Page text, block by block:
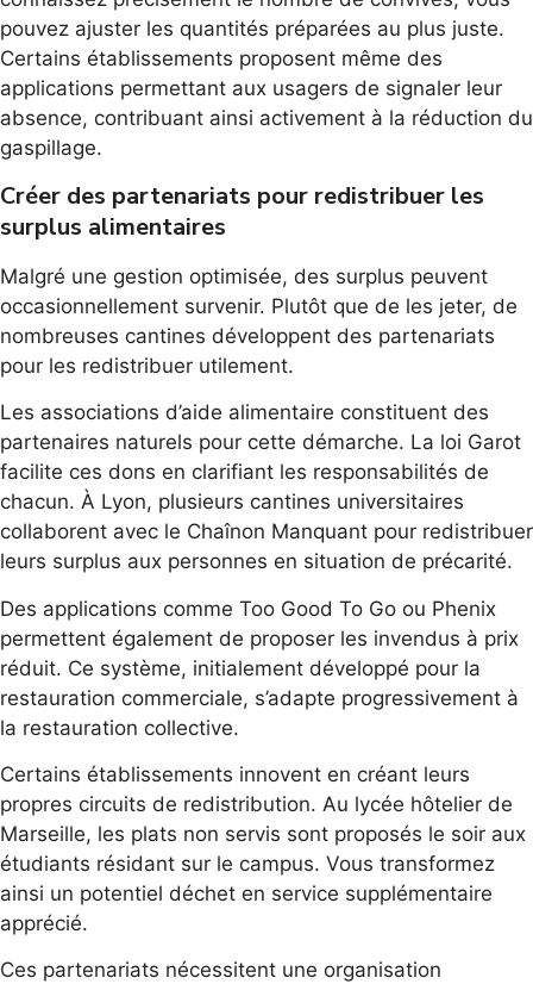
pouvez ajuster les quantités préparées au plus juste.
Certains établissements proposent même des
applications permettant aux usagers de signaler leur
absence, contribuant ainsi activement à la réduction du
gaspillage.
Créer des partenariats pour redistribuer les
surplus alimentaires
Malgré une gestion optimisée, des surplus peuvent
occasionnellement survenir. Plutôt que de les jeter, de
nombreuses cantines développent des partenariats
pour les redistribuer utilement.
Les associations d’aide alimentaire constituent des
partenaires naturels pour cette démarche. La loi Garot
facilite ces dons en clarifiant les responsabilités de
chacun. À Lyon, plusieurs cantines universitaires
collaborent avec le Chaînon Manquant pour redistribuer
leurs surplus aux personnes en situation de précarité.
Des applications comme Too Good To Go ou Phenix
permettent également de proposer les invendus à prix
réduit. Ce système, initialement développé pour la
restauration commerciale, s’adapte progressivement à
la restauration collective.
Certains établissements innovent en créant leurs
propres circuits de redistribution. Au lycée hôtelier de
Marseille, les plats non servis sont proposés le soir aux
étudiants résidant sur le campus. Vous transformez
ainsi un potentiel déchet en service supplémentaire
apprécié.
Ces partenariats nécessitent une organisation